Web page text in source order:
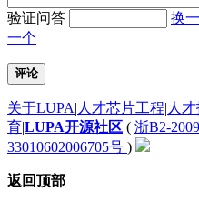
验证问答 换
一个
评论
关于LUPA| 人才芯片工程| 人
育|LUPA开源社区 ( 浙B2-
33010602006705号 )
返回顶部